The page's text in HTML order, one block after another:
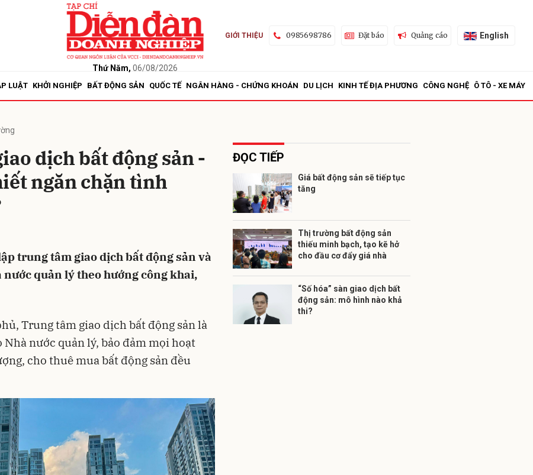
Thứ Năm, 06/08/2026
GIỚI THIỆU 0985698786 Đặt báo Quảng cáo English
LUẬT KHỞI NGHIỆP BẤT ĐỘNG SẢN QUỐC TẾ NGÂN HÀNG - CHỨNG KHOÁN DU LỊCH KINH TẾ ĐỊA PHƯƠNG CÔNG NGHỆ Ô TÔ - XE MÁY
dịch bất động sản -
ngăn chặn tình
trung tâm giao dịch bất động sản và
quản lý theo hướng công khai,
Trung tâm giao dịch bất động sản là
nước quản lý, bảo đảm mọi hoạt
cho thuê mua bất động sản đều
ĐỌC TIẾP
Giá bất động sản sẽ tiếp tục
tăng
Thị trường bất động sản
thiếu minh bạch, tạo kẽ hở
cho đầu cơ đẩy giá nhà
“Số hóa” sàn giao dịch bất
động sản: mô hình nào khả
thi?
Gửi